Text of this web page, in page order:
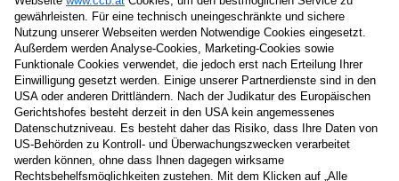
Nachname
E-Mail
Datenschutzerklärung